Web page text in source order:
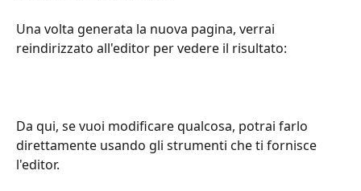
Una volta generata la nuova pagina, verrai
reindirizzato all'editor per vedere il risultato:
Da qui, se vuoi modificare qualcosa, potrai farlo
direttamente usando gli strumenti che ti fornisce
l'editor.